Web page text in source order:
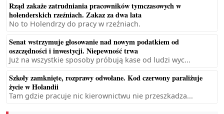
Rząd zakaże zatrudniania pracowników tymczasowych w
holenderskich rzeźniach. Zakaz za dwa lata
No to Holendrzy do pracy w rzeźniach.
Senat wstrzymuje głosowanie nad nowym podatkiem od
oszczędności i inwestycji. Niepewność trwa
Już na wszystkie sposoby próbują kase od ludzi wyc...
Szkoły zamknięte, rozprawy odwołane. Kod czerwony paraliżuje
życie w Holandii
Tam gdzie pracuje nic kierownictwu nie przeszkadza...